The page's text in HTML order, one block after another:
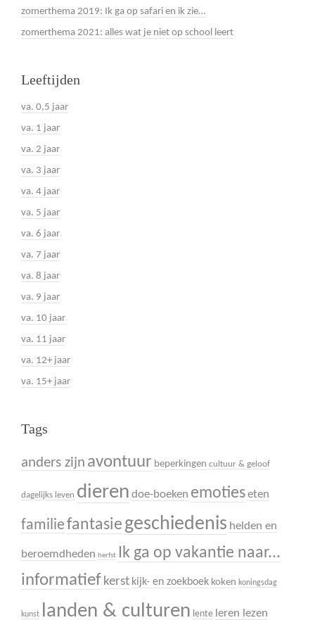
zomerthema 2019: Ik ga op safari en ik zie…
zomerthema 2021: alles wat je niet op school leert
Leeftijden
va. 0,5 jaar
va. 1 jaar
va. 2 jaar
va. 3 jaar
va. 4 jaar
va. 5 jaar
va. 6 jaar
va. 7 jaar
va. 8 jaar
va. 9 jaar
va. 10 jaar
va. 11 jaar
va. 12+ jaar
va. 15+ jaar
Tags
anders zijn avontuur beperkingen cultuur & geloof
dagelijks leven dieren doe-boeken emotieseten
familiefantasie geschiedenis helden en
beroemdheden herfst Ik ga op vakantie naar...
informatief kerst kijk- en zoekboek koken koningsdag
kunst landen & culturen lente leren lezen